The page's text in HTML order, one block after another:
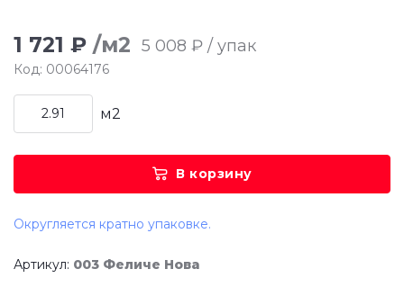
1 721 ₽ /м2 5 008 ₽ / упак
Код: 00064176
м2
В корзину
Округляется кратно упаковке.
Артикул: 003 Феличе Нова